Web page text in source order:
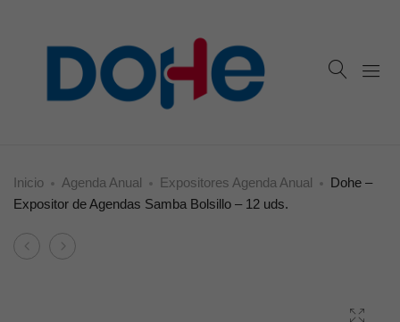
Inicio Agenda Anual Expositores Agenda Anual
Dohe –
Expositor de Agendas Samba Bolsillo – 12 uds.
Product
Dohe
Dohe